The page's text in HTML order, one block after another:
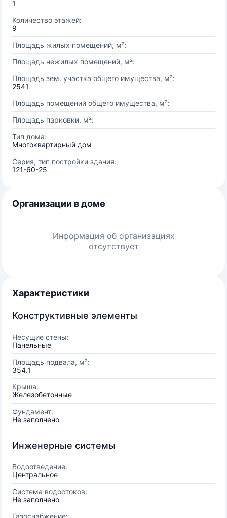
1
Количество этажей:
9
Площадь жилых помещений, м²:
Площадь нежилых помещений, м²:
Площадь зем. участка общего имущества, м²:
2541
Площадь помещений общего имущества, м²:
Площадь парковки, м²:
Тип дома:
Многоквартирный дом
Серия, тип постройки здания:
121-60-25
Организации в доме
Информация об организациях
отсутствует
Характеристики
Конструктивные элементы
Несущие стены:
Панельные
Площадь подвала, м²:
354.1
Крыша:
Железобетонные
Фундамент:
Не заполнено
Инженерные системы
Водоотведение:
Центральное
Система водостоков:
Не заполнено
Газоснабжение: